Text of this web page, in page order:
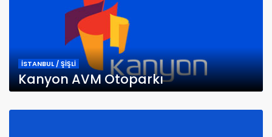
İSTANBUL / ŞİŞLİ
Kanyon AVM Otoparkı